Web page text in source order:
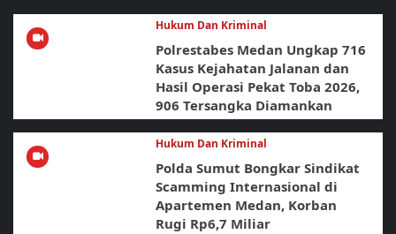
Hukum Dan Kriminal
Polrestabes Medan Ungkap 716
Kasus Kejahatan Jalanan dan
Hasil Operasi Pekat Toba 2026,
906 Tersangka Diamankan
Hukum Dan Kriminal
Polda Sumut Bongkar Sindikat
Scamming Internasional di
Apartemen Medan, Korban
Rugi Rp6,7 Miliar